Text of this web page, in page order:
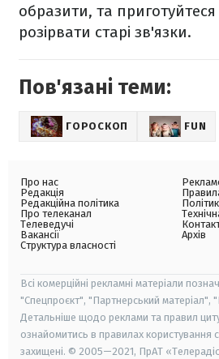
образити, та
розірвати старі зв'язки.
Пов'язані теми:
ГОРОСКОП FUN
Про нас
Редакція
Редакційна політика
Про телеканал
Телеведучі
Вакансії
Структура власності
Архів
Всі комерційні рекламні матеріали
"Спецпроєкт", "Партнерський матеріал",
Детальніше щодо реклами та правил
ознайомитись в правилах користування
захищені. © 2005—2021, ПрАТ